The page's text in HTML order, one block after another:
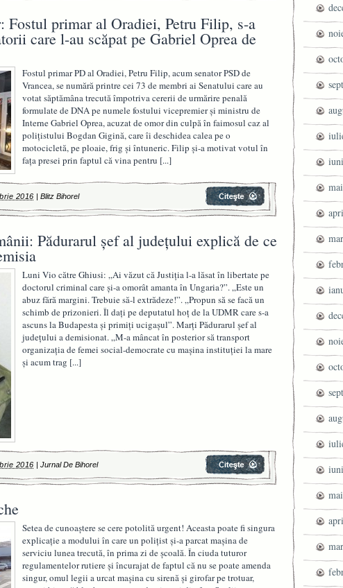
Fostul primar al Oradiei, Petru Filip, s-a
care l-au scăpat pe Gabriel Oprea de
Fostul primar PD al Oradiei, Petru Filip, acum senator PSD de
Vrancea, se numără printre cei 73 de membri ai Senatului care au
votat săptămâna trecută împotriva cererii de urmărire penală
formulate de DNA pe numele fostului vicepremier şi ministru de
Interne Gabriel Oprea, acuzat de omor din culpă în faimosul caz al
poliţistului Bogdan Gigină, care îi deschidea calea pe o
motocicletă, pe ploaie, frig şi întuneric. Filip şi-a motivat votul în
faţa presei prin faptul că vina pentru [...]
2016 | Blitz Bihorel
Pădurarul şef al judeţului explică de ce
Luni Vio către Ghiusi: „Ai văzut că Justiția l-a lăsat în libertate pe
doctorul criminal care și-a omorât amanta în Ungaria?”. „Este un
abuz fără margini. Trebuie să-l extrădeze!”. „Propun să se facă un
schimb de prizonieri. Îl dați pe deputatul hoț de la UDMR care s-a
ascuns la Budapesta şi primiți ucigașul”. Marți Pădurarul șef al
județului a demisionat. „M-a mâncat în posterior să transport
organizația de femei social-democrate cu mașina instituției la mare
și acum trag [...]
2016 | Jurnal De Bihorel
Setea de cunoaştere se cere potolită urgent! Aceasta poate fi singura
explicaţie a modului în care un poliţist şi-a parcat maşina de
serviciu lunea trecută, în prima zi de şcoală. În ciuda tuturor
regulamentelor rutiere şi încurajat de faptul că nu se poate amenda
singur, omul legii a urcat maşina cu sirenă şi girofar pe trotuar,